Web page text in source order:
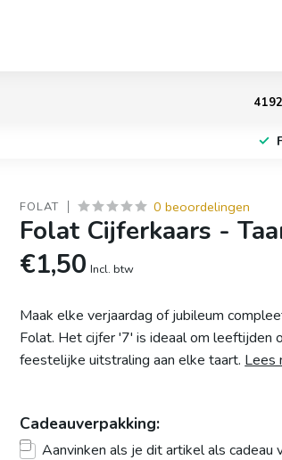
4192
FOLAT 0 beoordelingen
Folat Cijferkaars -
€1,50 Incl. btw
Maak elke verjaardag of jubileum
Folat. Het cijfer '7' is ideaal om leeftijden
feestelijke uitstraling aan elke taart. Lees
Cadeauverpakking:
Aanvinken als je dit artikel als cadeau